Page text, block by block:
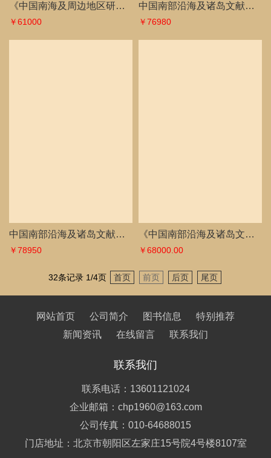
《中国南海及周边地区研究历史文献资料选编（第二辑）》
￥61000
中国南部沿海及诸岛文献资料通遍（第六辑）
￥76980
中国南部沿海及诸岛文献资料通遍（第五辑）
￥78950
《中国南部沿海及诸岛文献史料选编（第四辑）》
￥68000.00
32条记录 1/4页 首页 前页 后页 尾页
网站首页 公司简介 图书信息
特别推荐
新闻资讯
在线留言 联系我们
联系我们
联系电话：13601121024
企业邮箱：chp1960@163.com
公司传真：010-64688015
门店地址：北京市朝阳区左家庄15号院4号楼8107室